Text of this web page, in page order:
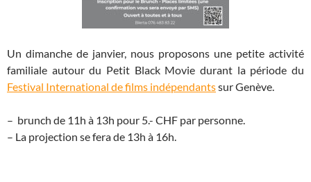
Un dimanche de janvier, nous proposons une petite activité
familiale autour du Petit Black Movie durant la période du
Festival International de films indépendantssur Genève.
– brunch de 11h à 13h pour 5.- CHF par personne.
– La projection se fera de 13h à 16h.